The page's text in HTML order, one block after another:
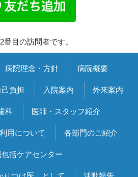
番目の訪問者です。
病院理念・方針 病院概要
負担 入院案内 外来案内
科 医師・スタッフ紹介
用について 各部門のご紹介
括ケアセンター